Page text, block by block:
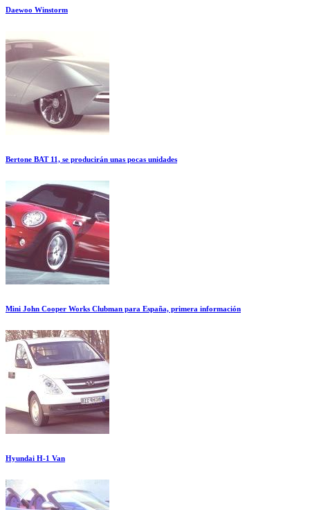
Daewoo Winstorm
Bertone BAT 11, se producirán unas pocas unidades
Mini John Cooper Works Clubman para España, primera información
Hyundai H-1 Van